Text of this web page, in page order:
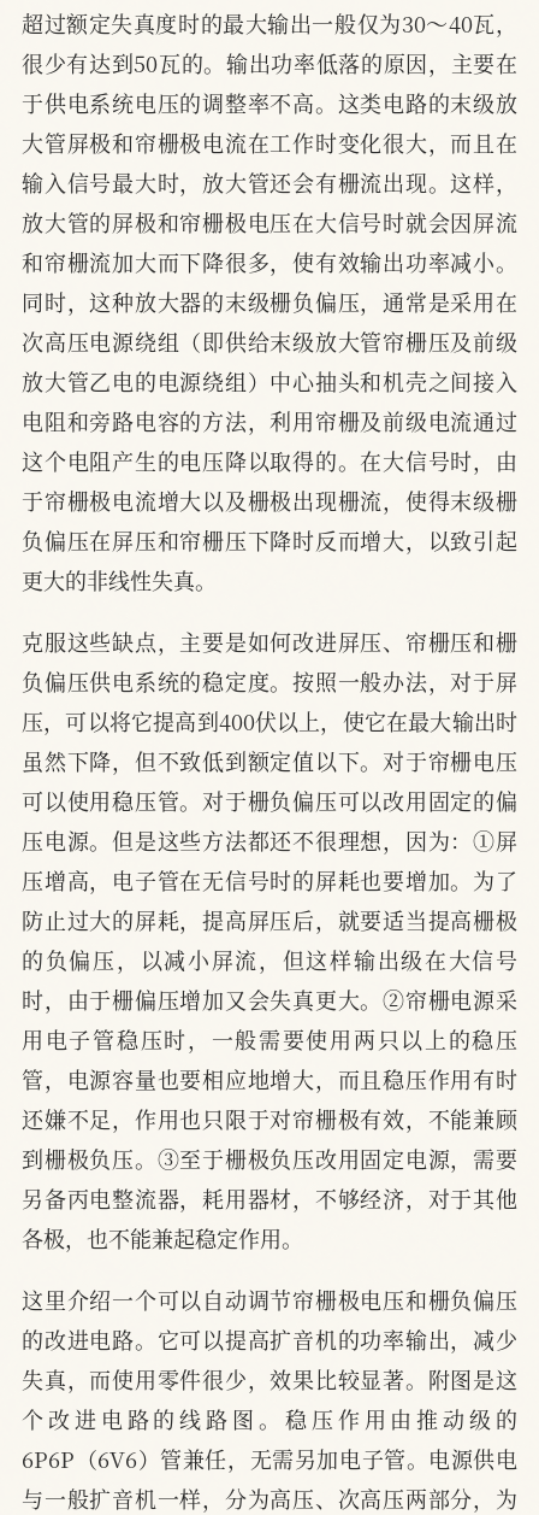
超过额定失真度时的最大输出一般仅为30～40瓦，
很少有达到50瓦的。输出功率低落的原因，主要在
于供电系统电压的调整率不高。这类电路的末级放
大管屏极和帘栅极电流在工作时变化很大，而且在
输入信号最大时，放大管还会有栅流出现。这样，
放大管的屏极和帘栅极电压在大信号时就会因屏流
和帘栅流加大而下降很多，使有效输出功率减小。
同时，这种放大器的末级栅负偏压，通常是采用在
次高压电源绕组（即供给末级放大管帘栅压及前级
放大管乙电的电源绕组）中心抽头和机壳之间接入
电阻和旁路电容的方法，利用帘栅及前级电流通过
这个电阻产生的电压降以取得的。在大信号时，由
于帘栅极电流增大以及栅极出现栅流，使得末级栅
负偏压在屏压和帘栅压下降时反而增大，以致引起
更大的非线性失真。
克服这些缺点，主要是如何改进屏压、帘栅压和栅
负偏压供电系统的稳定度。按照一般办法，对于屏
压，可以将它提高到400伏以上，使它在最大输出时
虽然下降，但不致低到额定值以下。对于帘栅电压
可以使用稳压管。对于栅负偏压可以改用固定的偏
压电源。但是这些方法都还不很理想，因为：①屏
压增高，电子管在无信号时的屏耗也要增加。为了
防止过大的屏耗，提高屏压后，就要适当提高栅极
的负偏压，以减小屏流，但这样输出级在大信号
时，由于栅偏压增加又会失真更大。②帘栅电源采
用电子管稳压时，一般需要使用两只以上的稳压
管，电源容量也要相应地增大，而且稳压作用有时
还嫌不足，作用也只限于对帘栅极有效，不能兼顾
到栅极负压。③至于栅极负压改用固定电源，需要
另备丙电整流器，耗用器材，不够经济，对于其他
各极，也不能兼起稳定作用。
这里介绍一个可以自动调节帘栅极电压和栅负偏压
的改进电路。它可以提高扩音机的功率输出，减少
失真，而使用零件很少，效果比较显著。附图是这
个改进电路的线路图。稳压作用由推动级的
6P6P（6V6）管兼任，无需另加电子管。电源供电
与一般扩音机一样，分为高压、次高压两部分，为